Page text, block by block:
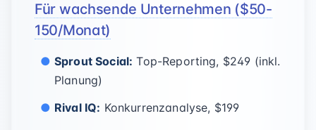
Für wachsende Unternehmen ($50-
150/Monat)
Sprout Social: Top-Reporting, $249 (inkl.
Planung)
Rival IQ: Konkurrenzanalyse, $199